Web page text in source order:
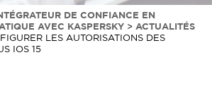
DE CONFIANCE EN
AVEC KASPERSKY >ACTUALITÉS
LES AUTORISATIONS DES
IOS 15